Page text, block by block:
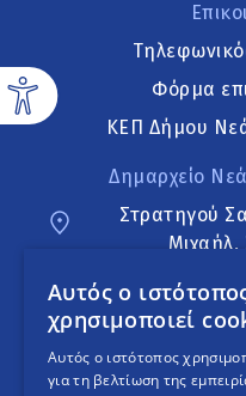
Φόρμα
ΚΕΠ Δήμου
Δημαρχείο
Στρατηγού
Μιχαήλ,
Αυτός ο
χρησιμοποιεί
Αυτός ο ιστότοπος
για τη βελτίωση της